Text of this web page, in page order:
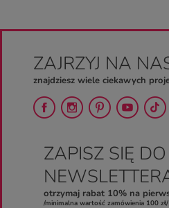
ZAJRZYJ NA
znajdziesz wiele ciekawych
ZAPISZ SIĘ DO
otrzymaj rabat 10% na
/minimalna wartość zamówienia 100 zł/